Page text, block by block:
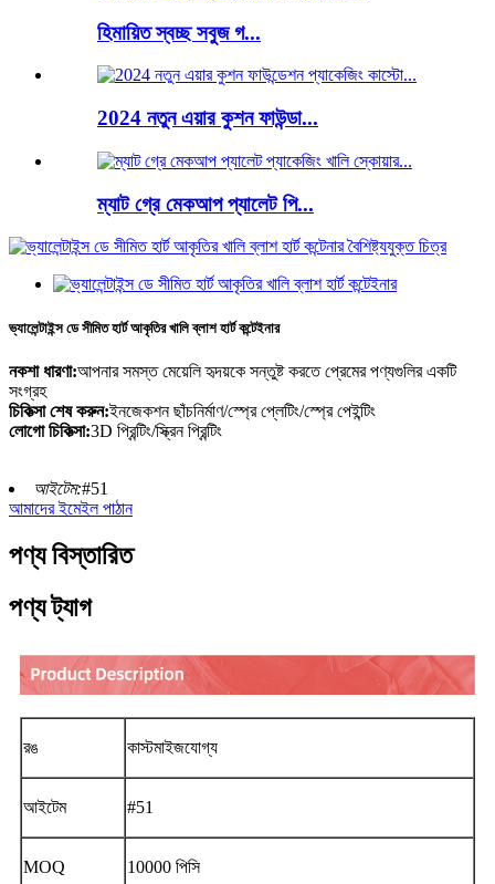
হিমায়িত স্বচ্ছ সবুজ গ...
2024 নতুন এয়ার কুশন ফাউন্ডা...
ম্যাট গ্রে মেকআপ প্যালেট পি...
ভ্যালেন্টাইন্স ডে সীমিত হার্ট আকৃতির খালি ব্লাশ হার্ট কন্টেইনার
নকশা ধারণা:আপনার সমস্ত মেয়েলি হৃদয়কে সন্তুষ্ট করতে প্রেমের পণ্যগুলির একটি
সংগ্রহ
চিকিত্সা শেষ করুন:ইনজেকশন ছাঁচনির্মাণ/স্প্রে প্লেটিং/স্প্রে পেইন্টিং
লোগো চিকিত্সা:3D প্রিন্টিং/স্ক্রিন প্রিন্টিং
আইটেম:#51
আমাদের ইমেইল পাঠান
পণ্য বিস্তারিত
পণ্য ট্যাগ
রঙ কাস্টমাইজযোগ্য
আইটেম #51
MOQ 10000 পিসি